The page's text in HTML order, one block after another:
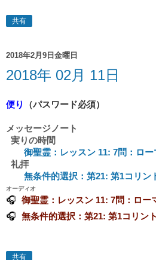
共有
2018年2月9日金曜日
2018年 02月 11日
便り （パスワード必須）
メッセージノート
実りの時間
御聖霊：レッスン 11: 7問：ロー
礼拝
無条件的選択：第21: 第1コリン
オーディオ
🎧 御聖霊：レッスン 11: 7問：ロー
🎧 無条件的選択：第21: 第1コリン
共有